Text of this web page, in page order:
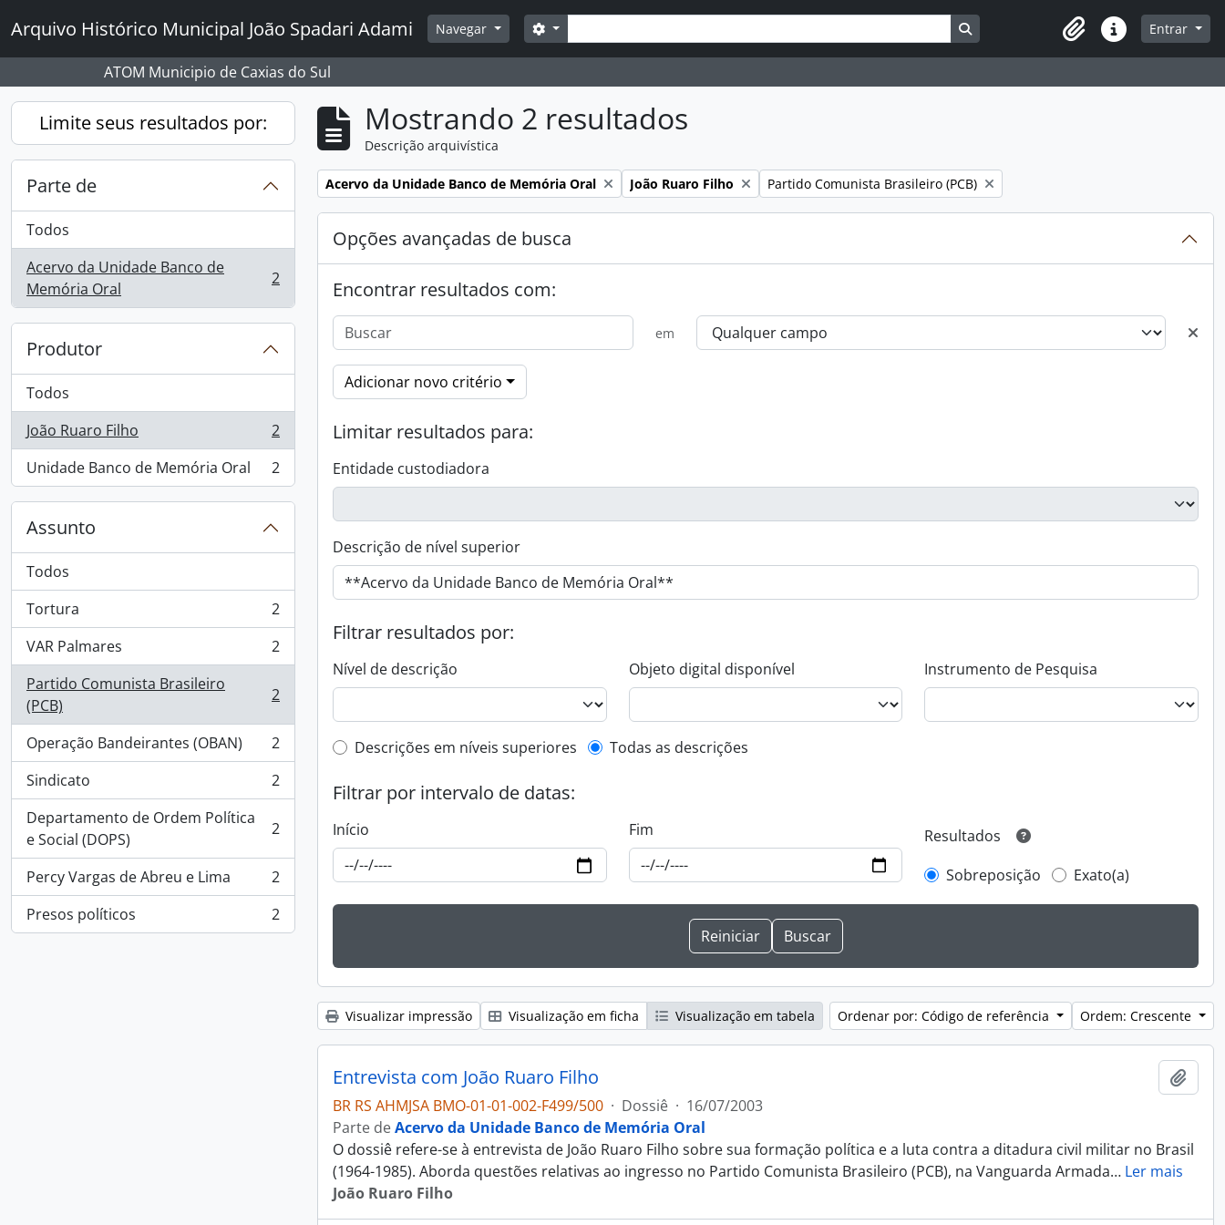
Arquivo Histórico Municipal João Spadari Adami Navegar Buscar
Opções de busca Busque na página de navegação
Atalhos Entrar
ATOM Municipio de Caxias do Sul
Limite seus resultados por:
Parte de
Todos
Acervo da Unidade Banco de
Memória Oral
, 2 resultados 2
Produtor
Todos
João Ruaro Filho
, 2 resultados
2
Unidade Banco de Memória Oral
, 2 resultados 2
Assunto
Todos
Tortura
, 2 resultados
2
VAR Palmares
, 2 resultados
2
Partido Comunista Brasileiro
(PCB)
, 2 resultados 2
Operação Bandeirantes (OBAN)
, 2 resultados
2
Sindicato
, 2 resultados
2
Departamento de Ordem Política
e Social (DOPS)
, 2 resultados 2
Percy Vargas de Abreu e Lima
, 2 resultados
2
Presos políticos
, 2 resultados 2
Mostrando 2 resultados
Descrição arquivística
Remover filtro:
Acervo da Unidade Banco de Memória Oral Remover filtro:
João Ruaro Filho Remover filtro:
Partido Comunista Brasileiro (PCB)
Opções avançadas de busca
Encontrar resultados com:
em
Adicionar novo critério
Limitar resultados para:
Entidade custodiadora
Descrição de nível superior
Filtrar resultados por:
Nível de descrição Objeto digital disponível Instrumento de Pesquisa
Filtro de descrição de nível superior
Descrições em níveis superiores Todas as descrições
Filtrar por intervalo de datas:
Início Fim
Resultados
Sobreposição
Exato(a)
Visualizar impressão Visualização em ficha Visualização em tabela Ordenar por: Código de referência Ordem: Crescente
Entrevista com João Ruaro Filho
BR RS AHMJSA BMO-01-01-002-F499/500 · Dossiê · 16/07/2003
Parte deAcervo da Unidade Banco de Memória Oral
O dossiê refere-se à entrevista de João Ruaro Filho sobre sua formação política e a luta contra a ditadura civil militar no Brasil
(1964-1985). Aborda questões relativas ao ingresso no Partido Comunista Brasileiro (PCB), na Vanguarda Armada… Ler mais
João Ruaro Filho